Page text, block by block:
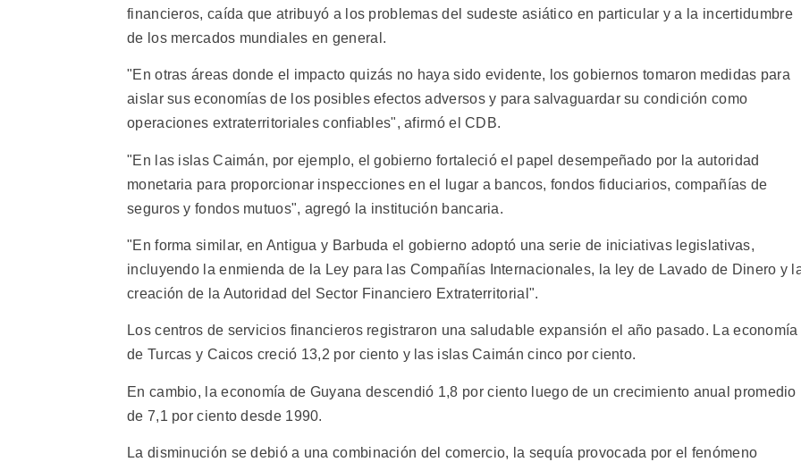
financieros, caída que atribuyó a los problemas del sudeste asiático en particular y a la incertidumbre
de los mercados mundiales en general.
"En otras áreas donde el impacto quizás no haya sido evidente, los gobiernos tomaron medidas para
aislar sus economías de los posibles efectos adversos y para salvaguardar su condición como
operaciones extraterritoriales confiables", afirmó el CDB.
"En las islas Caimán, por ejemplo, el gobierno fortaleció el papel desempeñado por la autoridad
monetaria para proporcionar inspecciones en el lugar a bancos, fondos fiduciarios, compañías de
seguros y fondos mutuos", agregó la institución bancaria.
"En forma similar, en Antigua y Barbuda el gobierno adoptó una serie de iniciativas legislativas,
incluyendo la enmienda de la Ley para las Compañías Internacionales, la ley de Lavado de Dinero y
creación de la Autoridad del Sector Financiero Extraterritorial".
Los centros de servicios financieros registraron una saludable expansión el año pasado. La economía
de Turcas y Caicos creció 13,2 por ciento y las islas Caimán cinco por ciento.
En cambio, la economía de Guyana descendió 1,8 por ciento luego de un crecimiento anual promedio
de 7,1 por ciento desde 1990.
La disminución se debió a una combinación del comercio, la sequía provocada por el fenómeno